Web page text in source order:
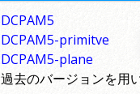
DCPAM5
DCPAM5-primitve
DCPAM5-plane
過去のバージョンを用